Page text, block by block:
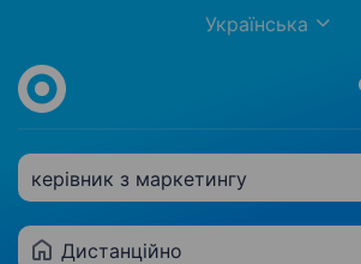
Українська
керівник з маркетингу
Дистанційно